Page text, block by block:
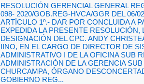
RESOLUCIÓN GERENCIAL GENERAL
098- 2020/GOB.REG-HVCA/GGR DEL 06/
ARTÍCULO 1º.- DAR POR CONCLUIDA A
EXPEDIDA LA PRESENTE RESOLUCIÓN,
DESIGNACIÓN DEL CPC. ANDY
IINO, EN EL CARGO DE DIRECTOR DE
ADMINISTRATIVO I DE LA OFICINA SUB
ADMINISTRACIÓN DE LA GERENCIA
CHURCAMPA, ÓRGANO
GOBIERNO REG...